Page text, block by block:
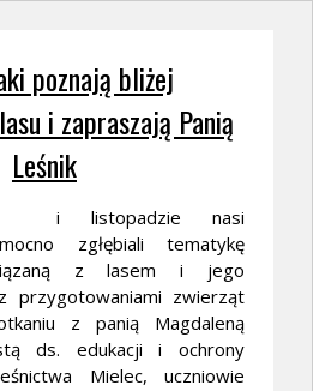
poznają bliżej
i zapraszają Panią
Leśnik
i listopadzie nasi
zgłębiali tematykę
z lasem i jego
przygotowaniami zwierząt
z panią Magdaleną
ds. edukacji i ochrony
Mielec, uczniowie